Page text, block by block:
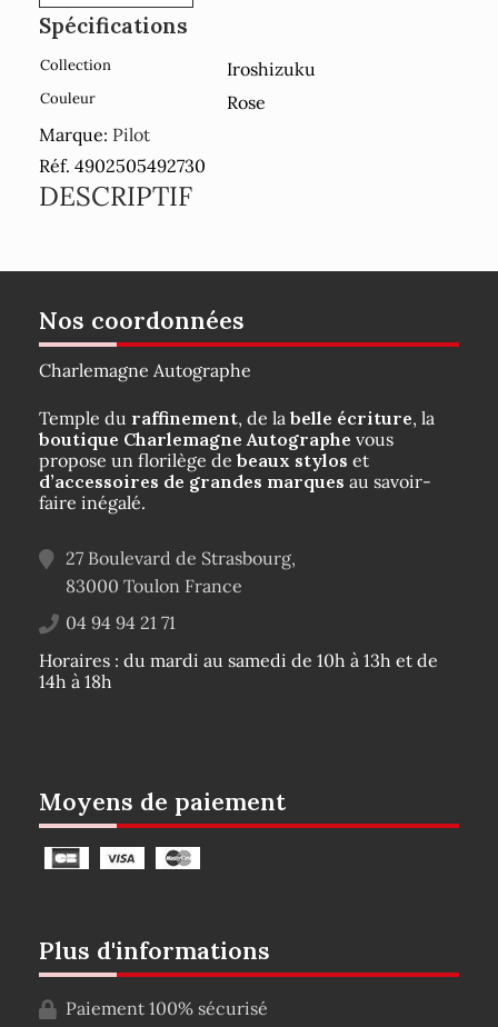
Spécifications
Collection Iroshizuku
Couleur
Rose
Marque: Pilot
Réf. 4902505492730
DESCRIPTIF
Nos coordonnées
Charlemagne Autographe
Temple du raffinement, de la belle écriture, la
boutique Charlemagne Autographe vous
propose un florilège de beaux stylos et
d’accessoires de grandes marques au savoir-
faire inégalé.
27 Boulevard de Strasbourg,
83000 Toulon France
04 94 94 21 71
Horaires : du mardi au samedi de 10h à 13h et de
14h à 18h
Moyens de paiement
Plus d'informations
Paiement 100% sécurisé